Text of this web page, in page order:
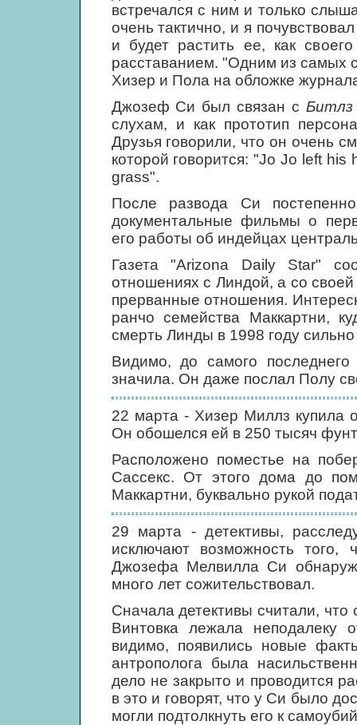
встречался с ним и только
очень тактично, и я
и будет растить ее, как
расставанием. "Одним из самых
Хизер и Пола на обложке
Джозеф Си был связан сБитлз
слухам, и как прототип
Друзья говорили, что он очень
которой говорится: "Jo Jo left
grass".
После развода Си
документальные фильмы о
его работы об индейцах
Газета "Arizona Daily Star"
отношениях с Линдой, а со
прерванные отношения.
ранчо семейства Маккартни,
смерть Линды в 1998 году сильно
Видимо, до самого
значила. Он даже послал Полу
22 марта - Хизер Миллз купила
Он обошелся ей в 250 тысяч
Расположено поместье на
Сассекс. От этого дома до
Маккартни, буквально рукой
29 марта - детективы,
исключают возможность
Джозефа Мелвилла Си
много лет сожительствовал.
Сначала детективы считали,
Винтовка лежала неподалеку
видимо, появились новые
антрополога была
дело не закрыто и проводится
в это и говорят, что у Си было
могли подтолкнуть его к